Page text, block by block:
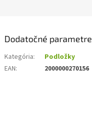
Dodatočné parametre
Kategória:
Podložky
EAN: 2000000270156